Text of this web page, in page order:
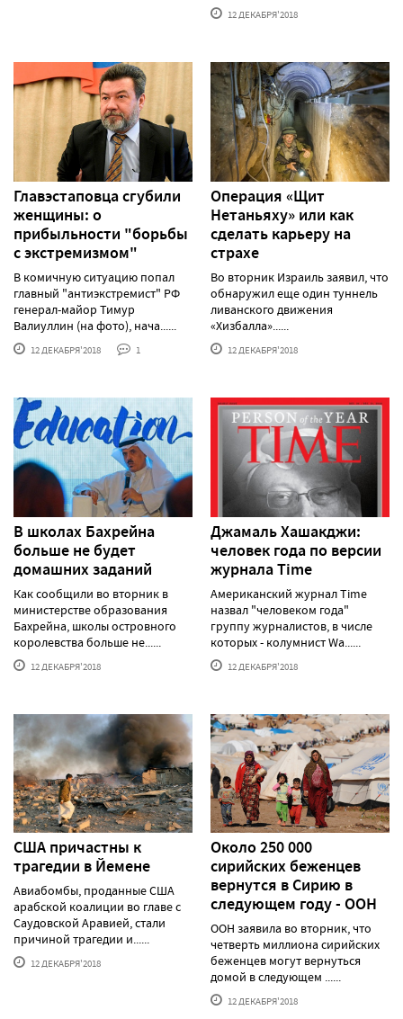
12 ДЕКАБРЯ'2018
Главэстаповца сгубили
женщины: о
прибыльности "борьбы
с экстремизмом"
В комичную ситуацию попал
главный "антиэкстремист" РФ
генерал-майор Тимур
Валиуллин (на фото), нача......
12 ДЕКАБРЯ'2018 1
Операция «Щит
Нетаньяху» или как
сделать карьеру на
страхе
Во вторник Израиль заявил, что
обнаружил еще один туннель
ливанского движения
«Хизбалла»......
12 ДЕКАБРЯ'2018
В школах Бахрейна
больше не будет
домашних заданий
Как сообщили во вторник в
министерстве образования
Бахрейна, школы островного
королевства больше не......
12 ДЕКАБРЯ'2018
Джамаль Хашакджи:
человек года по версии
журнала Time
Американский журнал Time
назвал "человеком года"
группу журналистов, в числе
которых - колумнист Wa......
12 ДЕКАБРЯ'2018
США причастны к
трагедии в Йемене
Авиабомбы, проданные США
арабской коалиции во главе с
Саудовской Аравией, стали
причиной трагедии и......
12 ДЕКАБРЯ'2018
Около 250 000
сирийских беженцев
вернутся в Сирию в
следующем году - ООН
ООН заявила во вторник, что
четверть миллиона сирийских
беженцев могут вернуться
домой в следующем ......
12 ДЕКАБРЯ'2018